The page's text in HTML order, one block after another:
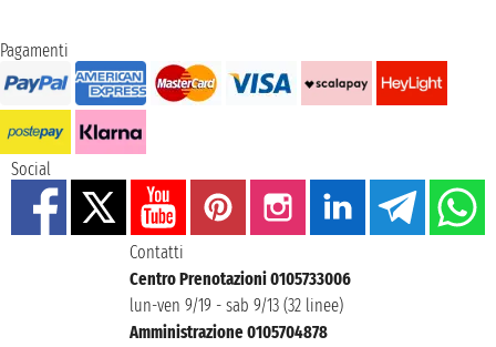
Pagamenti
Social
Contatti
Centro Prenotazioni 0105733006
lun-ven 9/19 - sab 9/13 (32 linee)
Amministrazione 0105704878